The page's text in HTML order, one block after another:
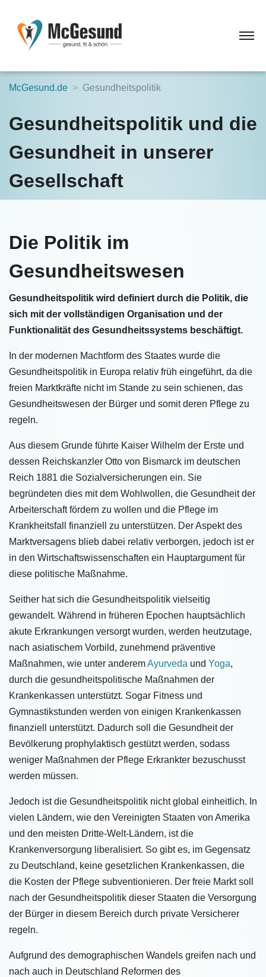
McGesund.de Gesundheitspolitik
Gesundheitspolitik und die
Gesundheit in unserer
Gesellschaft
Die Politik im
Gesundheitswesen
Gesundheitspolitik wird definiert durch die Politik, die
sich mit der vollständigen Organisation und der
Funktionalität des Gesundheitssystems beschäftigt.
In der modernen Machtform des Staates wurde die
Gesundheitspolitik in Europa relativ früh eingeführt, da die
freien Marktkräfte nicht im Stande zu sein schienen, das
Gesundheitswesen der Bürger und somit deren Pflege zu
regeln.
Aus diesem Grunde führte Kaiser Wilhelm der Erste und
dessen Reichskanzler Otto von Bismarck im deutschen
Reich 1881 die Sozialversicherungen ein. Sie
begründeten dies mit dem Wohlwollen, die Gesundheit der
Arbeiterschaft fördern zu wollen und die Pflege im
Krankheitsfall finanziell zu unterstützen. Der Aspekt des
Marktversagens blieb dabei relativ verborgen, jedoch ist er
in den Wirtschaftswissenschaften ein Hauptargument für
diese politische Maßnahme.
Seither hat sich die Gesundheitspolitik vielseitig
gewandelt. Während in früheren Epochen hauptsächlich
akute Erkrankungen versorgt wurden, werden heutzutage,
nach asiatischem Vorbild, zunehmend präventive
Maßnahmen, wie unter anderemAyurveda und Yoga,
durch die gesundheitspolitische Maßnahmen der
Krankenkassen unterstützt. Sogar Fitness und
Gymnastikstunden werden von einigen Krankenkassen
finanziell unterstützt. Dadurch soll die Gesundheit der
Bevölkerung prophylaktisch gestützt werden, sodass
weniger Maßnahmen der Pflege Erkrankter bezuschusst
werden müssen.
Jedoch ist die Gesundheitspolitik nicht global einheitlich. In
vielen Ländern, wie den Vereinigten Staaten von Amerika
und den meisten Dritte-Welt-Ländern, ist die
Krankenversorgung liberalisiert. So gibt es, im Gegensatz
zu Deutschland, keine gesetzlichen Krankenkassen, die
die Kosten der Pflege subventionieren. Der freie Markt soll
nach der Gesundheitspolitik dieser Staaten die Versorgung
der Bürger in diesem Bereich durch private Versicherer
regeln.
Aufgrund des demographischen Wandels greifen nach und
nach auch in Deutschland Reformen des